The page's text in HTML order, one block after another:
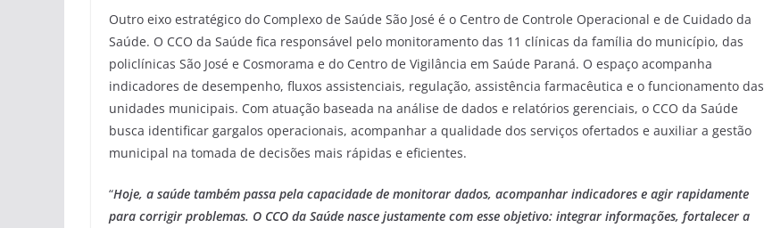
Outro eixo estratégico do Complexo de Saúde São José é o Centro de Controle Operacional e de Cuidado da
Saúde. O CCO da Saúde fica responsável pelo monitoramento das 11 clínicas da família do município, das
policlínicas São José e Cosmorama e do Centro de Vigilância em Saúde Paraná. O espaço acompanha
indicadores de desempenho, fluxos assistenciais, regulação, assistência farmacêutica e o funcionamento das
unidades municipais. Com atuação baseada na análise de dados e relatórios gerenciais, o CCO da Saúde
busca identificar gargalos operacionais, acompanhar a qualidade dos serviços ofertados e auxiliar a gestão
municipal na tomada de decisões mais rápidas e eficientes.
“Hoje, a saúde também passa pela capacidade de monitorar dados, acompanhar indicadores e agir rapidamente
para corrigir problemas. O CCO da Saúde nasce justamente com esse objetivo: integrar informações, fortalecer a